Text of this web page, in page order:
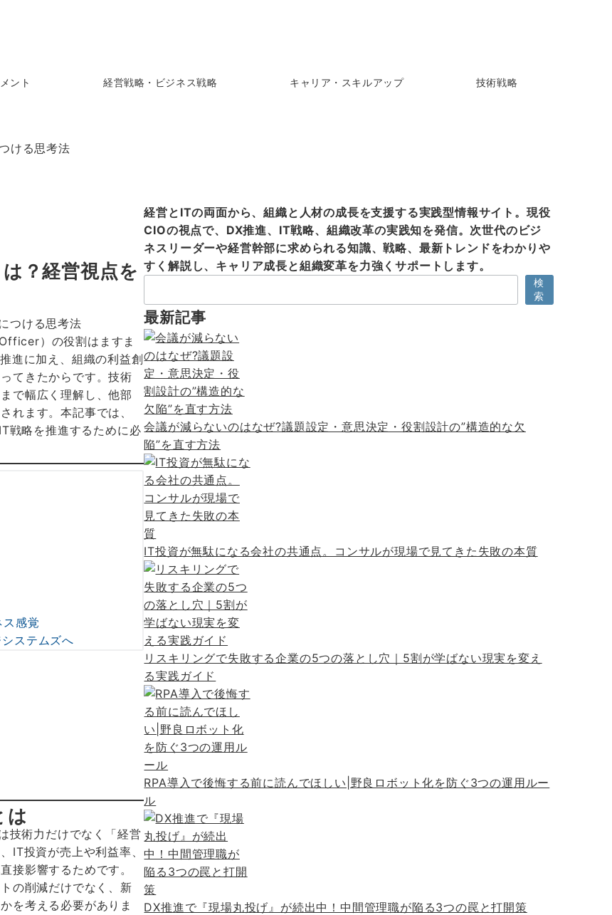
ント 経営戦略・ビジネス戦略 キャリア・スキルアップ 技術戦略
ける思考法
？経営視点を
）の役割はますま
進に加え、組織の利益創
てきたからです。技術
で幅広く理解し、他部
れます。本記事では、
戦略を推進するために必
感覚
ステムズへ
は
技術力だけでなく「経営
IT投資が売上や利益率、
接影響するためです。
の削減だけでなく、新
を考える必要がありま
経営とITの両面から、組織と人材の成長を支援する実践型情報サイト。現役
CIOの視点で、DX推進、IT戦略、組織改革の実践知を発信。次世代のビジ
ネスリーダーや経営幹部に求められる知識、戦略、最新トレンドをわかりや
すく解説し、キャリア成長と組織変革を力強くサポートします。
検
索
最新記事
会議が減らないのはなぜ?議題設定・意思決定・役割設計の”構造的な欠
陥”を直す方法
IT投資が無駄になる会社の共通点。コンサルが現場で見てきた失敗の本質
リスキリングで失敗する企業の5つの落とし穴｜5割が学ばない現実を変え
る実践ガイド
RPA導入で後悔する前に読んでほしい|野良ロボット化を防ぐ3つの運用ルー
ル
DX推進で『現場丸投げ』が続出中！中間管理職が陥る3つの罠と打開策